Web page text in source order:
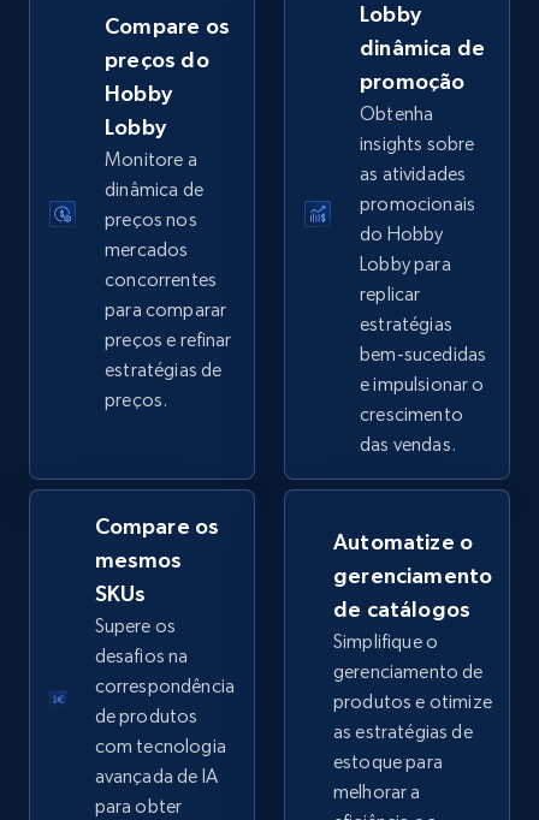
eBay - Gather data on products using
specified keywords
URL, Product id, Title, Seller name, Seller rating,
Seller reviews, Breadcrumbs, Root category, and
more.
2.5K+
eBay - Collect products from shops on eBay
URL, Product id, Title, Seller name, Seller rating,
Seller reviews, Breadcrumbs, Root category, and
2.5K+ 359+
eBay - Collect records by category
URL, Product id, Title, Seller name, Seller rating,
Seller reviews, Breadcrumbs, Root category, and
Comece agora
Compare os
preços do
Hobby
Lobby
Monitore a
dinâmica de
preços nos
mercados
concorrentes
para comparar
preços e refinar
estratégias de
preços.
Lobby
dinâmica de
promoção
Obtenha
insights sobre
as atividades
promocionais
do Hobby
Lobby para
replicar
estratégias
bem-sucedidas
e impulsionar o
crescimento
das vendas.
Compare os
mesmos
SKUs
Supere os
desafios na
correspondência
de produtos
com tecnologia
avançada de IA
para obter
Automatize o
gerenciamento
de catálogos
Simplifique o
gerenciamento de
produtos e otimize
as estratégias de
estoque para
melhorar a